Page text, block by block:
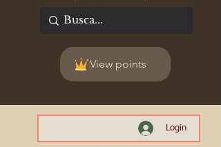
View points
Login